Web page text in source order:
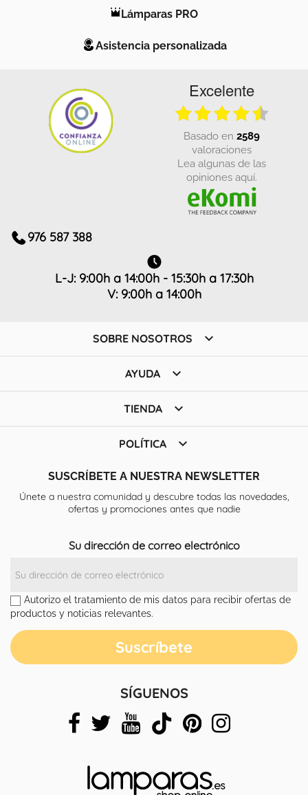
Lámparas PRO
Asistencia personalizada
Excelente
basado en 2589
valoraciones
Lea algunas de las
opiniones aquí.
976 587 388
L-J: 9:00h a 14:00h - 15:30h a 17:30h
V: 9:00h a 14:00h
SOBRE NOSOTROS 
AYUDA 
TIENDA 
POLÍTICA 
SUSCRÍBETE A NUESTRA NEWSLETTER
Únete a nuestra comunidad y descubre todas las novedades,
ofertas y promociones antes que nadie
Su dirección de correo electrónico
Autorizo el tratamiento de mis datos para recibir ofertas de
productos y noticias relevantes.
SÍGUENOS